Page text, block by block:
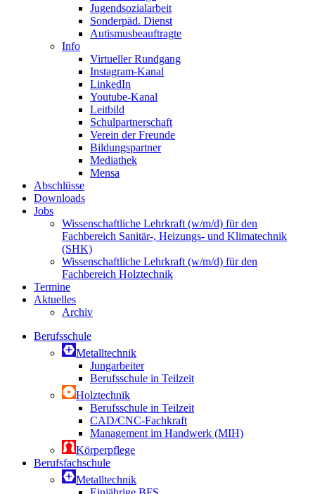
Jugendsozialarbeit
Sonderpäd. Dienst
Autismusbeauftragte
Info
Virtueller Rundgang
Instagram-Kanal
LinkedIn
Youtube-Kanal
Leitbild
Schulpartnerschaft
Verein der Freunde
Bildungspartner
Mediathek
Mensa
Abschlüsse
Downloads
Jobs
Wissenschaftliche Lehrkraft (w/m/d) für den
Fachbereich Sanitär-, Heizungs- und Klimatechnik
(SHK)
Wissenschaftliche Lehrkraft (w/m/d) für den
Fachbereich Holztechnik
Termine
Aktuelles
Archiv
Berufsschule
Metalltechnik
Jungarbeiter
Berufsschule in Teilzeit
Holztechnik
Berufsschule in Teilzeit
CAD/CNC-Fachkraft
Management im Handwerk (MIH)
Körperpflege
Berufsfachschule
Metalltechnik